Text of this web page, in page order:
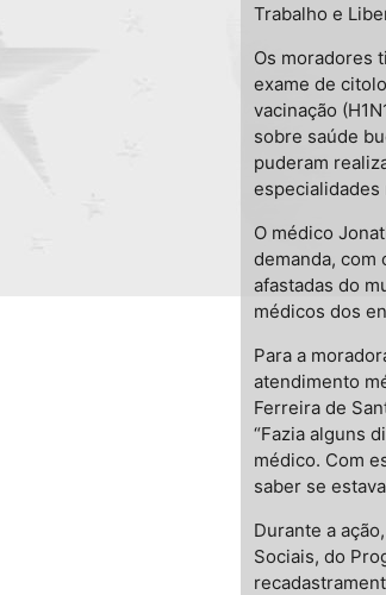
Trabalho e
Os moradores
exame de
vacinação
sobre saúde
puderam
especialidades
O médico
demanda, com
afastadas do
médicos dos
Para a
atendimento
Ferreira de
“Fazia alguns
médico. Com
saber se
Durante a
Sociais, do